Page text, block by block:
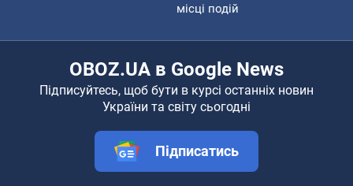
місці подій
OBOZ.UA в Google News
Підписуйтесь, щоб бути в курсі останніх новин
України та світу сьогодні
Підписатись